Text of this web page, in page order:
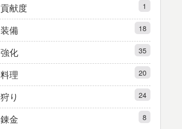
貢献度 1
装備 18
強化 35
料理 20
狩り 24
錬金 8